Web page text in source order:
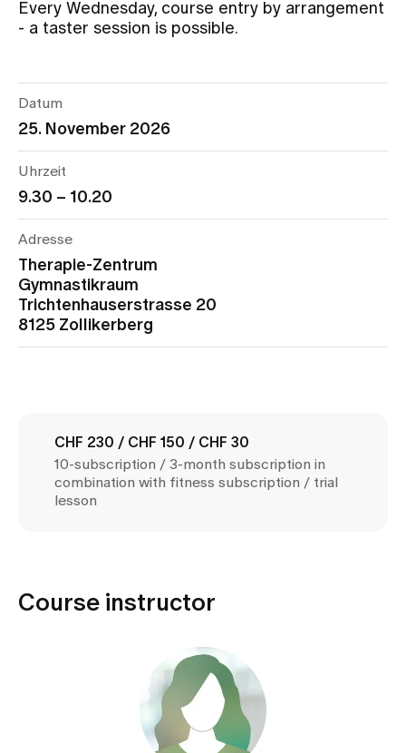
Assigning
About us
Jobs & Career
Contact us
Every Wednesday, course entry by arrangement
- a taster session is possible.
Datum
25. November 2026
Uhrzeit
9.30 – 10.20
Adresse
Therapie-Zentrum
Gymnastikraum
Trichtenhauserstrasse 20
8125 Zollikerberg
CHF 230 / CHF 150 / CHF 30
10-subscription / 3-month subscription in
combination with fitness subscription / trial
lesson
Course instructor